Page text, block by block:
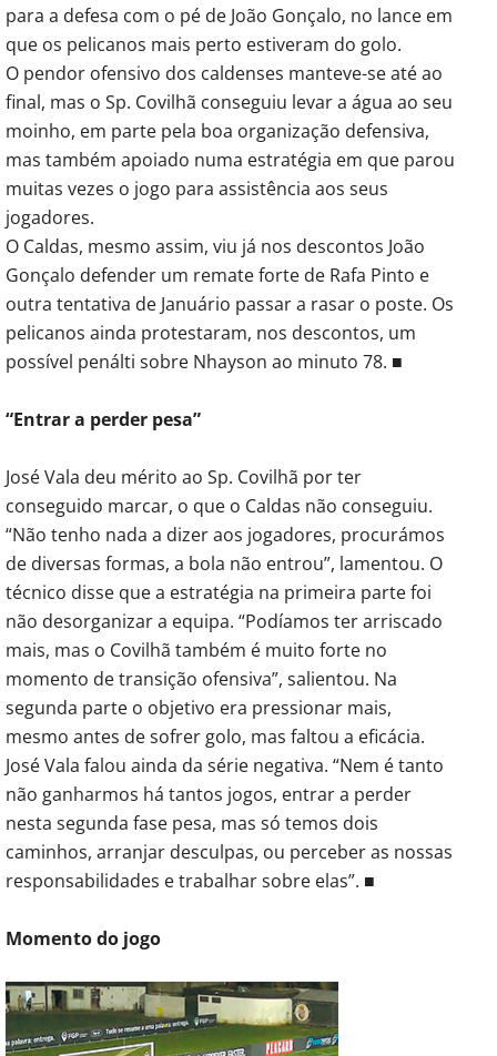
para a defesa com o pé de João Gonçalo, no lance em
que os pelicanos mais perto estiveram do golo.
O pendor ofensivo dos caldenses manteve-se até ao
final, mas o Sp. Covilhã conseguiu levar a água ao seu
moinho, em parte pela boa organização defensiva,
mas também apoiado numa estratégia em que parou
muitas vezes o jogo para assistência aos seus
jogadores.
O Caldas, mesmo assim, viu já nos descontos João
Gonçalo defender um remate forte de Rafa Pinto e
outra tentativa de Januário passar a rasar o poste. Os
pelicanos ainda protestaram, nos descontos, um
possível penálti sobre Nhayson ao minuto 78. ■
“Entrar a perder pesa”
José Vala deu mérito ao Sp. Covilhã por ter
conseguido marcar, o que o Caldas não conseguiu.
“Não tenho nada a dizer aos jogadores, procurámos
de diversas formas, a bola não entrou”, lamentou. O
técnico disse que a estratégia na primeira parte foi
não desorganizar a equipa. “Podíamos ter arriscado
mais, mas o Covilhã também é muito forte no
momento de transição ofensiva”, salientou. Na
segunda parte o objetivo era pressionar mais,
mesmo antes de sofrer golo, mas faltou a eficácia.
José Vala falou ainda da série negativa. “Nem é tanto
não ganharmos há tantos jogos, entrar a perder
nesta segunda fase pesa, mas só temos dois
caminhos, arranjar desculpas, ou perceber as nossas
responsabilidades e trabalhar sobre elas”. ■
Momento do jogo